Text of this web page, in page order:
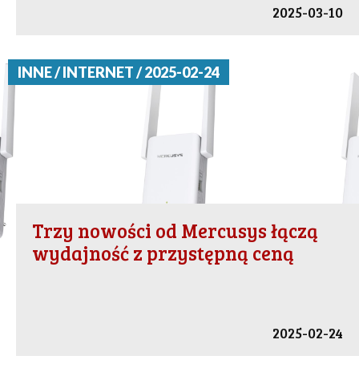
2025-03-10
INNE / INTERNET / 2025-02-24
Trzy nowości od Mercusys łączą
wydajność z przystępną ceną
2025-02-24